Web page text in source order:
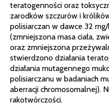
teratogenności oraz
zarodków szczurów i
polisiarczan w dawce 32
(zmniejszona masa ciała,
oraz zmniejszona
stwierdzono działania
działania mutagennego
polisiarczanu w badaniach
aberracji chromosomalnej).
rakotwórczości.